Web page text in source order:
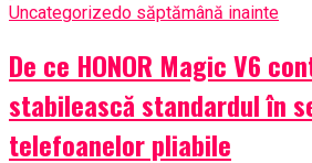
Uncategorizedo săptămână inainte
De ce HONOR Magic V6
stabilească standardul în
telefoanelor pliabile